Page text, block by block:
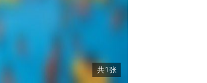
共1张